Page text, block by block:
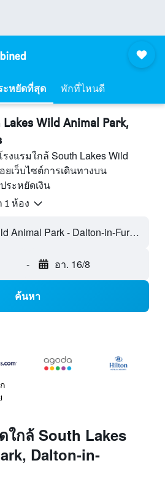
ะหยัดที่สุด พักที่ไหนดี
Wild Animal Park,
งแรมใกล้ South Lakes Wild
ยเว็บไซต์การเดินทางบน
ระหยัดเงิน
1 ห้อง
South Lakes Wild Animal Park - Dalton-in-Furness, อังกฤษ, สหราชอาณาจักร
- อา. 16/8
ค้นหา
ใกล้ South Lakes
Dalton-in-